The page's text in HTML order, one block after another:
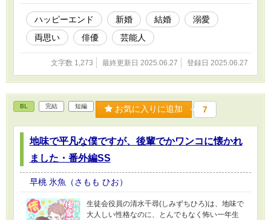
ハッピーエンド 新婚 結婚
溺愛
両思い
俳優 芸能人
文字数 1,273 最終更新日 2025.06.27 登録日 2025.06.27
BL 完結 短編 お気に入りに追加 7
地味で平凡な僕ですが、後輩でかワンコに懐かれ
ました・番外編SS
早桃 氷魚（さもも ひお）
生徒会役員の清水千尋(しみずちひろ)は、地味で
大人しい性格なのに、とんでもなく怖い一年生